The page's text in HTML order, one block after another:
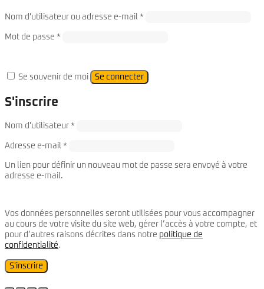
Nom d'utilisateur ou adresse e-mail *Required
Mot de passe *Required
Se souvenir de moi Se connecter
S'inscrire
Nom d'utilisateur *Required
Adresse e-mail *Required
Un lien pour définir un nouveau mot de passe sera envoyé à votre
adresse e-mail.
Vos données personnelles seront utilisées pour vous accompagner
au cours de votre visite du site web, gérer l’accès à votre compte, et
pour d’autres raisons décrites dans notre politique de
confidentialité.
S'inscrire